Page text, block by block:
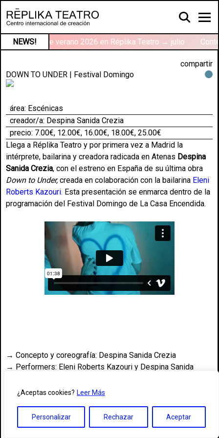
¿Aceptas cookies? Leer Más
Personalizar Rechazar Aceptar
NEWS!
Talleres de verano 2026 en Réplika Teatro → julio
compartir
DOWN TO UNDER | Festival Domingo
área: Escénicas
creador/a: Despina Sanida Crezia
precio: 7.00€, 12.00€, 16.00€, 18.00€, 25.00€
Llega a Réplika Teatro y por primera vez a Madrid la
intérprete, bailarina y creadora radicada en Atenas Despina
Sanida Crezia, con el estreno en España de su última obra
Down to Under,creada en colaboración con la bailarina Eleni
Roberts Kazouri. Esta presentación se enmarca dentro de la
programación del Festival Domingo de La Casa Encendida.
→ Concepto y coreografía: Despina Sanida Crezia
→ Performers: Eleni Roberts Kazouri y Despina Sanida
→ Música: Panos Alexiadis
Sanida Crezia
→ Ojo externo: Elena Novakovits